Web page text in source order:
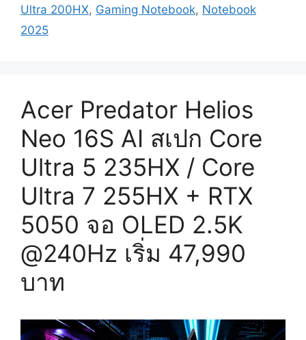
Ultra 200HX, Gaming Notebook, Notebook
2025
Acer Predator Helios
Neo 16S AI สเปก Core
Ultra 5 235HX / Core
Ultra 7 255HX + RTX
5050 จอ OLED 2.5K
@240Hz เริ่ม 47,990
บาท